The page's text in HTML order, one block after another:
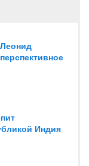
Индия